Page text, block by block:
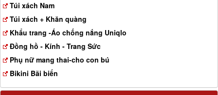
Túi xách Nam
Túi xách + Khăn quàng
Khẩu trang -Áo chống nắng Uniqlo
Đồng hồ - Kính - Trang Sức
Phụ nữ mang thai-cho con bú
Bikini Bãi biển